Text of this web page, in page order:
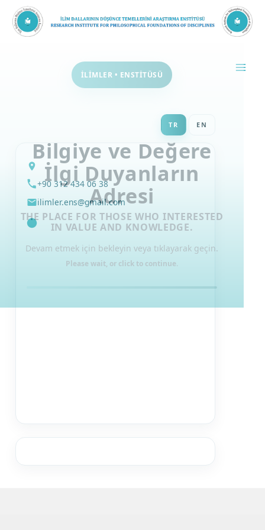
İLİMLER • ENSTİTÜSÜ
Bilgiye ve Değere
İlgi Duyanların
Adresi
THE PLACE FOR THOSE WHO INTERESTED
IN VALUE AND KNOWLEDGE.
Devam etmek için bekleyin veya tıklayarak geçin.
Please wait, or click to continue.
İçeriğe
atla
TR EN
+90 312 434 06 38
ilimler.ens@gmail.com